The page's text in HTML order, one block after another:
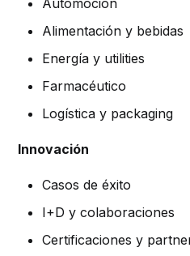
Automoción
Alimentación y bebidas
Energía y utilities
Farmacéutico
Logística y packaging
Innovación
Casos de éxito
I+D y colaboraciones
Certificaciones y